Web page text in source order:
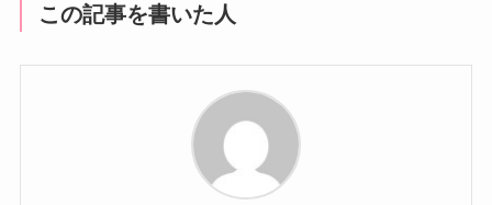
この記事を書いた人